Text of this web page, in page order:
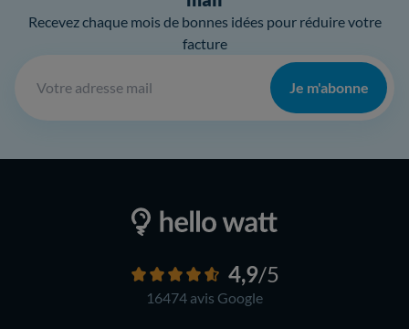
Recevez chaque mois de bonnes idées pour réduire votre
facture
Je m'abonne
4,9/5
16474 avis Google